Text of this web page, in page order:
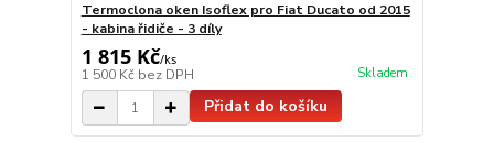
Termoclona oken Isoflex pro Fiat Ducato od 2015
- kabina řidiče - 3 díly
1 815 Kč/ks
1 500 Kč bez DPH Skladem
Přidat do košíku